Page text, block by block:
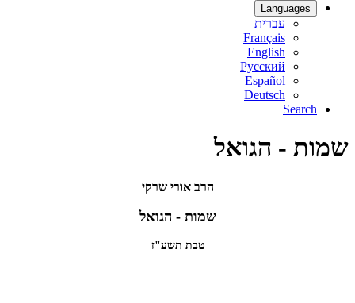
Languages
עברית
Français
English
Русский
Español
Deutsch
Search
שמות - הגואל
הרב אורי שרקי
שמות - הגואל
טבת תשע"ז